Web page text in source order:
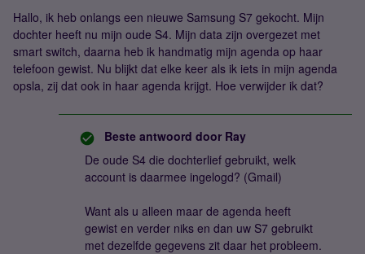
Hallo, ik heb onlangs een nieuwe Samsung S7 gekocht. Mijn
dochter heeft nu mijn oude S4. Mijn data zijn overgezet met
smart switch, daarna heb ik handmatig mijn agenda op haar
telefoon gewist. Nu blijkt dat elke keer als ik iets in mijn agenda
opsla, zij dat ook in haar agenda krijgt. Hoe verwijder ik dat?
Beste antwoord door Ray
De oude S4 die dochterlief gebruikt, welk
account is daarmee ingelogd? (Gmail)
Want als u alleen maar de agenda heeft
gewist en verder niks en dan uw S7 gebruikt
met dezelfde gegevens zit daar het probleem.